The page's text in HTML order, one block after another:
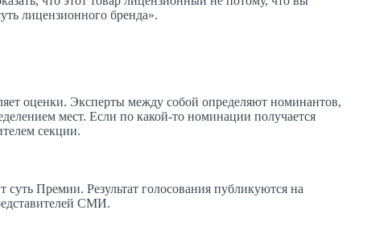
лицензионного бренда».
оценки. Эксперты между собой определяют номинантов,
мест. Если по какой-то номинации получается
секции.
Премии. Результат голосования публикуются на
СМИ.